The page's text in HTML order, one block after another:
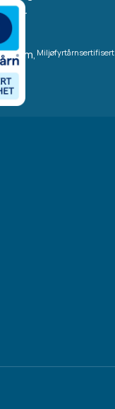
Miljøfyrtårnsertifisert